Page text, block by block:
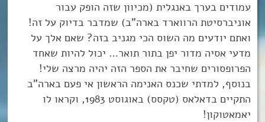
עמודים בערך באנגלית (מכיוון שזה הופק עבור
אוניברסיטת הרווארד בארה”ב) שמדבר בדיוק על זה!
ואתם יודעים מה השוס הכי מגניב בזה? שאם אלך על
מדעי אסיה מדור יפן בתור תואר… יכול להיות שאחד
הפרופסורים שחיבר את הספר הזה יהיה מרצה שלי!
בנוסף, למדתי שכנס האנימה הראשון אי פעם בארה”ב
התקיים בדאלאס (טקסס) באוגוסט 1983, וקראו לו
יאמאטוקון!